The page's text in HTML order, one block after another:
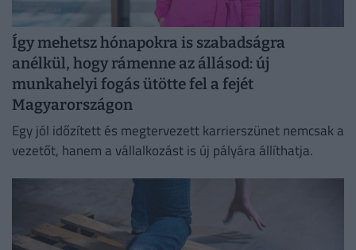
Így mehetsz hónapokra is szabadságra
anélkül, hogy rámenne az állásod: új
munkahelyi fogás ütötte fel a fejét
Magyarországon
Egy jól időzített és megtervezett karrierszünet nemcsak a
vezetőt, hanem a vállalkozást is új pályára állíthatja.